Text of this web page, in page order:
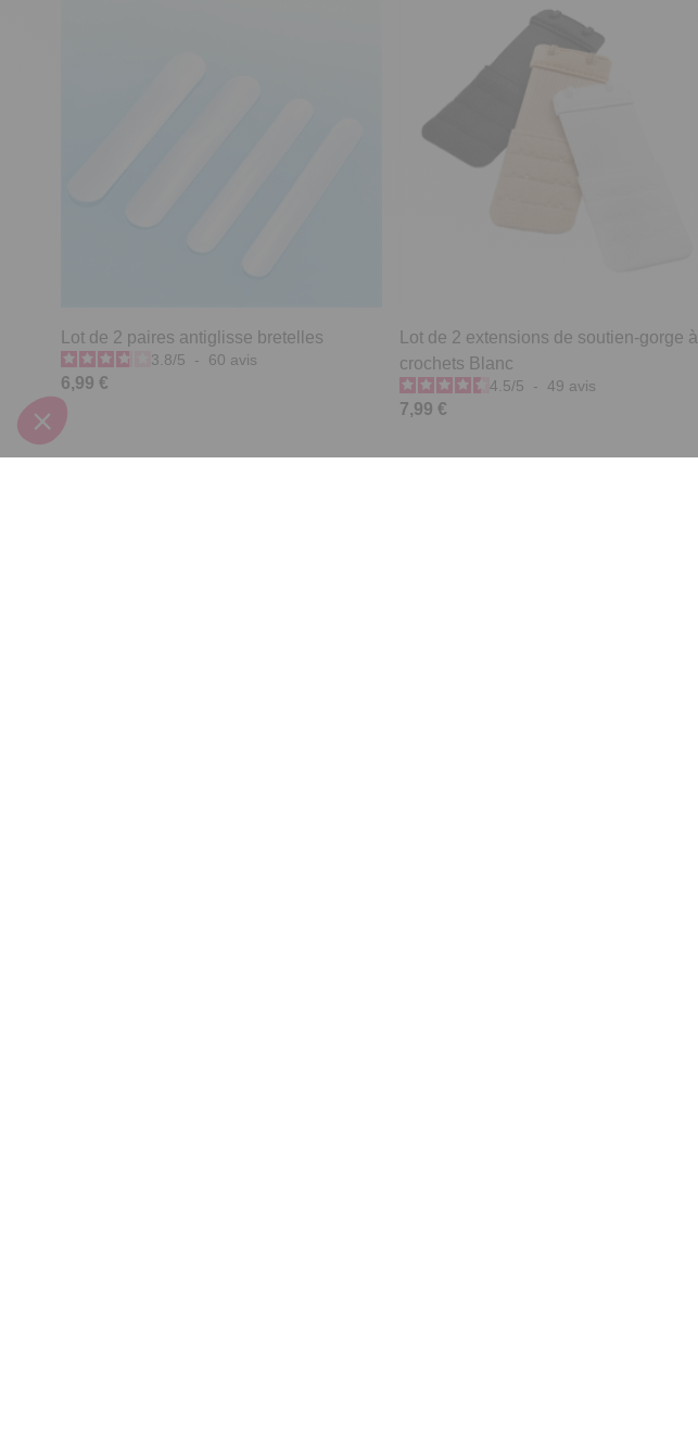
Lot de 2 paires antiglisse bretelles
3.8/5 - 60 avis
6,99 €
Lot de 2 extensions de soutien-gorge
crochets Blanc
4.5/5 - 49 avis
7,99 €